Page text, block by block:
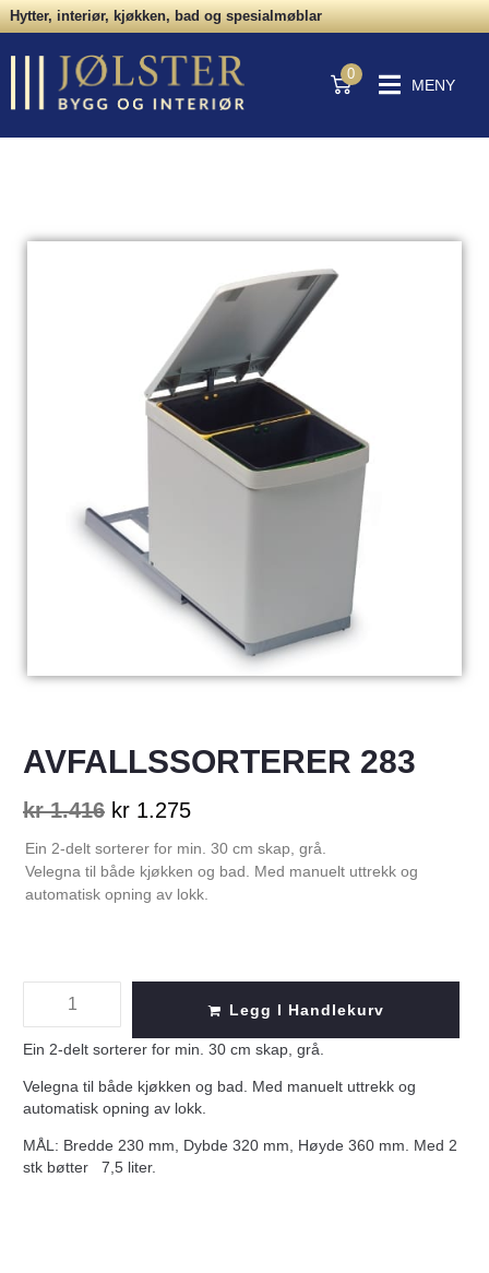
Hytter, interiør, kjøkken, bad og spesialmøblar
0
MENY
AVFALLSSORTERER 283
kr1.416 kr 1.275
Ein 2-delt sorterer for min. 30 cm skap, grå.
Velegna til både kjøkken og bad. Med manuelt uttrekk og
automatisk opning av lokk.
Legg I Handlekurv
Ein 2-delt sorterer for min. 30 cm skap, grå.
Velegna til både kjøkken og bad. Med manuelt uttrekk og
automatisk opning av lokk.
MÅL: Bredde 230 mm, Dybde 320 mm, Høyde 360 mm. Med 2
stk bøtter 7,5 liter.